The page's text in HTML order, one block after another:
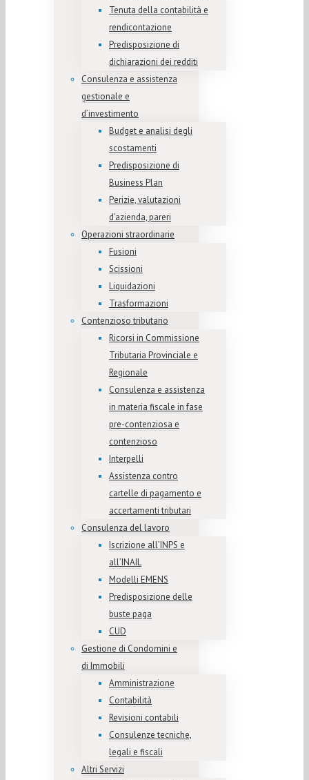
Tenuta della contabilità e
rendicontazione
Predisposizione di
dichiarazioni dei redditi
Consulenza e assistenza
gestionale e
d’investimento
Budget e analisi degli
scostamenti
Predisposizione di
Business Plan
Perizie, valutazioni
d’azienda, pareri
Operazioni straordinarie
Fusioni
Scissioni
Liquidazioni
Trasformazioni
Contenzioso tributario
Ricorsi in Commissione
Tributaria Provinciale e
Regionale
Consulenza e assistenza
in materia fiscale in fase
pre-contenziosa e
contenzioso
Interpelli
Assistenza contro
cartelle di pagamento e
accertamenti tributari
Consulenza del lavoro
Iscrizione all’INPS e
all’INAIL
Modelli EMENS
Predisposizione delle
buste paga
CUD
Gestione di Condomini e
di Immobili
Amministrazione
Contabilità
Revisioni contabili
Consulenze tecniche,
legali e fiscali
Altri Servizi